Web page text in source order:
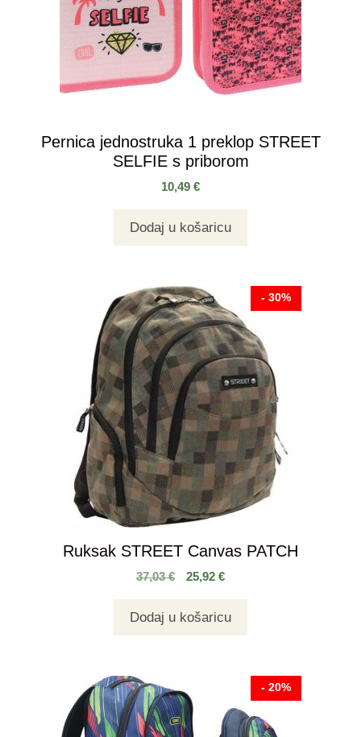
Pernica jednostruka 1 preklop STREET
SELFIE s priborom
10,49 €
Dodaj u košaricu
- 30%
Ruksak STREET Canvas PATCH
37,03€ 25,92 €
Dodaj u košaricu
- 20%